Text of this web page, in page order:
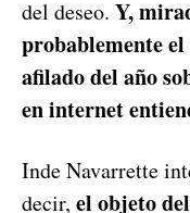
del deseo. Y,
probablemente
afilado del año
en internet
Inde Navarrette
decir, el objeto